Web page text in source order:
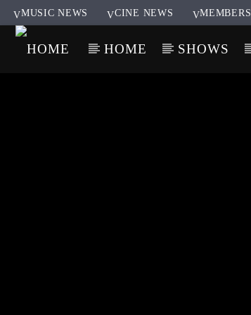
MUSIC NEWS CINE NEWS MEMBERS
HOME SHOWS